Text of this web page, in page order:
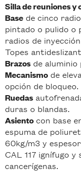
Silla de reuniones y
Base de cinco
pintado o pulido o
radios de
Topes
Brazos de
Mecanismo de
opción de bloqueo.
Ruedas
duras o blandas.
Asiento con base
espuma de
60kg/m3 y
CAL 117 ignífugo
cancerígenas.